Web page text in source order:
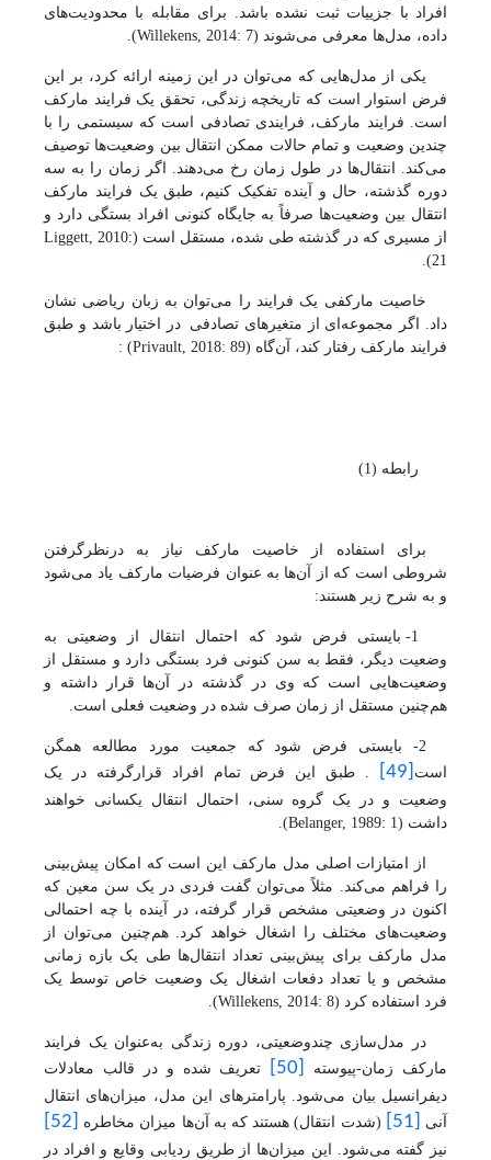
افراد با جزییات ثبت نشده باشد. برای مقابله با محدودیت‌های
داده، مدل‌ها معرفی می‌شوند (Willekens, 2014: 7
).
یکی از مدل‌هایی که می‌توان در این زمینه ارائه کرد، بر این
فرض استوار است که تاریخچه زندگی، تحقق یک فرایند مارکف
است. فرایند مارکف، فرایندی تصادفی است که سیستمی را با
چندین وضعیت و تمام حالات ممکن انتقال بین وضعیت‌ها توصیف
می‌کند. انتقال‌ها در طول زمان رخ می‌دهند. اگر زمان را به سه
دوره گذشته، حال و آینده تفکیک کنیم، طبق یک فرایند مارکف
انتقال بین وضعیت‌ها صرفاً به جایگاه کنونی افراد بستگی دارد و
از مسیری که در گذشته طی شده، مستقل است (Liggett, 2010:
21
)
.
خاصیت مارکفی یک فرایند را میتوان به زبان ریاضی نشان
داد. اگر مجموعه‌ای از متغیرهای تصادفی در اختیار باشد و طبق
فرایند مارکف رفتار کند، آن‌گاه (
Privault, 2018: 89
)
:
رابطه (1)
برای استفاده از خاصیت مارکف نیاز به درنظرگرفتن
شروطی است که از آن‌ها به عنوان فرضیات مارکف یاد می‌شود
و به شرح زیر هستند:
1- بایستی فرض شود که احتمال انتقال از وضعیتی به
وضعیت دیگر، فقط به سن کنونی فرد بستگی دارد و مستقل از
وضعیت‌هایی است که وی در گذشته در آن‌ها قرار داشته و
هم‌چنین مستقل از زمان صرف شده در وضعیت فعلی است.
2- بایستی فرض شود که جمعیت مورد مطالعه همگن
است [49]
. طبق این فرض تمام افراد قرارگرفته در یک
وضعیت و در یک گروه سنی، احتمال انتقال یکسانی خواهند
داشت (
Belanger, 1989: 1
)
.
از امتیازات اصلی مدل مارکف این است که امکان پیش‌بینی
را فراهم می‌کند. مثلاً می‌توان گفت فردی در یک سن معین که
اکنون در وضعیتی مشخص قرار گرفته، در آینده با چه احتمالی
وضعیت‌های مختلف را اشغال خواهد کرد. هم‌چنین می‌توان از
مدل مارکف برای پیش‌بینی تعداد انتقال‌ها طی یک بازه زمانی
مشخص و یا تعداد دفعات اشغال یک وضعیت خاص توسط یک
فرد استفاده کرد (
Willekens, 2014: 8
)
.
در مدل‌سازی چند‌‌وضعیتی، دوره زندگی به‌عنوان یک فرایند
مارکف زمان-پیوسته
[50]
تعریف شده و در قالب معادلات
دیفرانسیل بیان می‌شود. پارامترهای این مدل، میزان‌های انتقال
آنی
[51] (شدت انتقال) هستند که به آن‌ها میزان مخاطره [52]
نیز گفته می‌شود. این میزان‌ها از طریق ردیابی وقایع و افراد در